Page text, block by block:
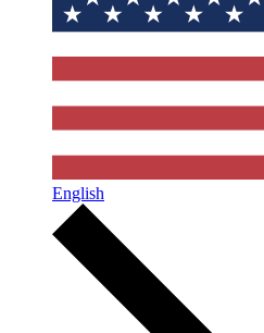
English